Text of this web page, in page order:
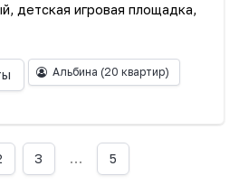
детская игровая площадка,
Альбина (20 квартир)
3 … 5